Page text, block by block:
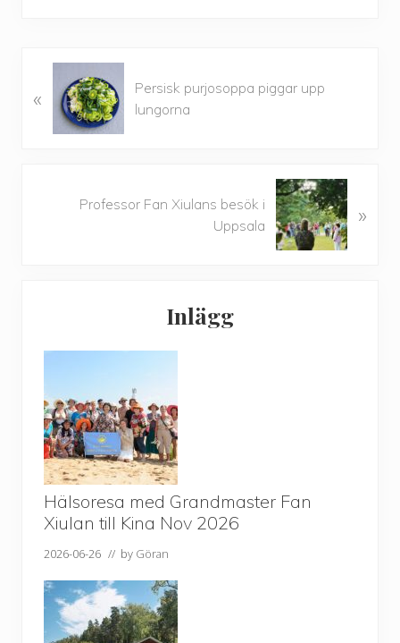
ö
«
Persisk purjosoppa piggar upp
lungorna
Professor Fan Xiulans besök i
Uppsala
»
Inlägg
Hälsoresa med Grandmaster Fan
Xiulan till Kina Nov 2026
2026-06-26 // by Göran